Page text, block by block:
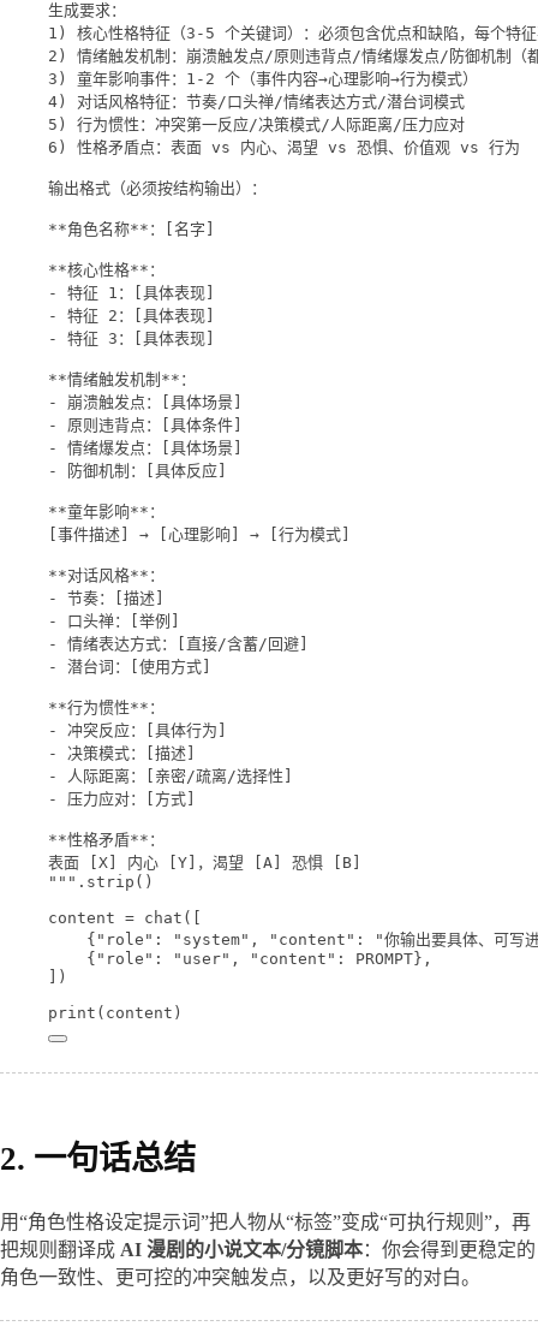
生成要求：
1) 核心性格特征（3-5 个关键词）：必须包含优点和缺陷，每个特征
2) 情绪触发机制：崩溃触发点/原则违背点/情绪爆发点/防御机制（
3) 童年影响事件：1-2 个（事件内容→心理影响→行为模式）
4) 对话风格特征：节奏/口头禅/情绪表达方式/潜台词模式
5) 行为惯性：冲突第一反应/决策模式/人际距离/压力应对
6) 性格矛盾点：表面 vs 内心、渴望 vs 恐惧、价值观 vs 行为
输出格式（必须按结构输出）：
**角色名称**：[名字]
**核心性格**：
- 特征 1：[具体表现]
- 特征 2：[具体表现]
- 特征 3：[具体表现]
**情绪触发机制**：
- 崩溃触发点：[具体场景]
- 原则违背点：[具体条件]
- 情绪爆发点：[具体场景]
- 防御机制：[具体反应]
**童年影响**：
[事件描述] → [心理影响] → [行为模式]
**对话风格**：
- 节奏：[描述]
- 口头禅：[举例]
- 情绪表达方式：[直接/含蓄/回避]
- 潜台词：[使用方式]
**行为惯性**：
- 冲突反应：[具体行为]
- 决策模式：[描述]
- 人际距离：[亲密/疏离/选择性]
- 压力应对：[方式]
**性格矛盾**：
表面 [X] 内心 [Y]，渴望 [A] 恐惧 [B]
""" .strip()
content = chat([
{ "role" : "system" , "content" :
"你输出要具体、可写
{ "role" : "user" , "content" : PROMPT },
])
print (content)
2. 一句话总结
用“角色性格设定提示词”把人物从“标签”变成“可执行规则”，再
把规则翻译成 AI 漫剧的小说文本/分镜脚本：你会得到更稳定的
角色一致性、更可控的冲突触发点，以及更好写的对白。